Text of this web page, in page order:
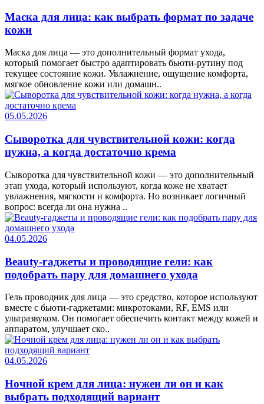
Маска для лица: как выбрать формат по задаче
кожи
Маска для лица — это дополнительный формат ухода,
который помогает быстро адаптировать бьюти-рутину под
текущее состояние кожи. Увлажнение, ощущение комфорта,
мягкое обновление кожи или домашн..
05.05.2026
Сыворотка для чувствительной кожи: когда
нужна, а когда достаточно крема
Сыворотка для чувствительной кожи — это дополнительный
этап ухода, который используют, когда коже не хватает
увлажнения, мягкости и комфорта. Но возникает логичный
вопрос: всегда ли она нужна ..
04.05.2026
Beauty-гаджеты и проводящие гели: как
подобрать пару для домашнего ухода
Гель проводник для лица — это средство, которое используют
вместе с бьюти-гаджетами: микротоками, RF, EMS или
ультразвуком. Он помогает обеспечить контакт между кожей и
аппаратом, улучшает ско..
04.05.2026
Ночной крем для лица: нужен ли он и как
выбрать подходящий вариант